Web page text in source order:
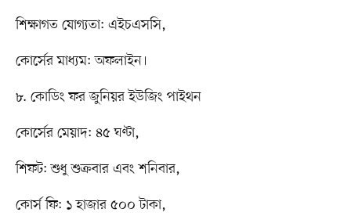
শিক্ষাগত যোগ্যতা: এইচএসসি,
কোর্সের মাধ্যম: অফলাইন।
৮. কোডিং ফর জুনিয়র ইউজিং পাইথন
কোর্সের মেয়াদ: ৪৫ ঘণ্টা,
শিফট: শুধু শুক্রবার এবং শনিবার,
কোর্স ফি: ১ হাজার ৫০০ টাকা,